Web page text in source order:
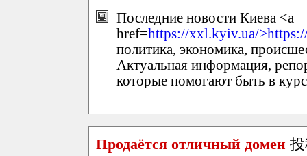
Последние новости Киева <a
href=https://xxl.kyiv.ua/
политика, экономика,
Актуальная информация,
которые помогают быть в
Продаётся отличный домен